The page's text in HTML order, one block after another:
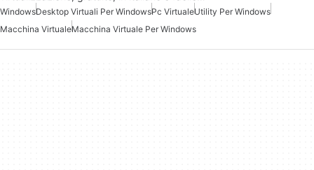
WindowsDesktop Virtuali Per WindowsPc VirtualeUtility Per Windows
Macchina VirtualeMacchina Virtuale Per Windows